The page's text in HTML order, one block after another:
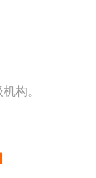
构。